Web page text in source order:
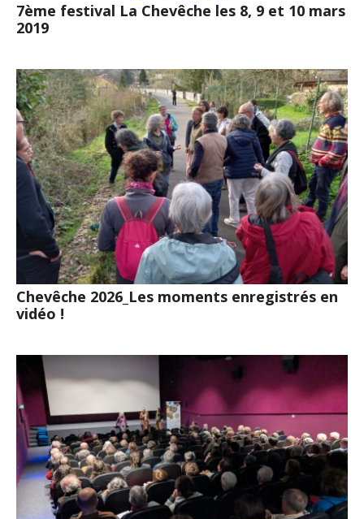
7ème festival La Chevêche les 8, 9 et 10 mars
2019
Chevêche 2026_Les moments enregistrés en
vidéo !